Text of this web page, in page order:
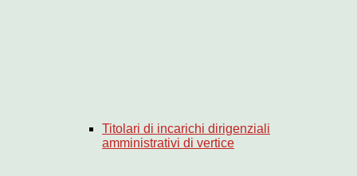
Titolari di incarichi dirigenziali
amministrativi di vertice